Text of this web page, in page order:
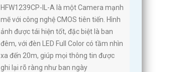
HFW1239CP-IL-A là một Camera mạnh
mẽ với công nghệ CMOS tiên tiến. Hình
ảnh được tái hiện tốt, đặc biệt là ban
đêm, với đèn LED Full Color có tầm nhìn
xa đến 20m, giúp mọi thông tin được
ghi lại rõ ràng như ban ngày